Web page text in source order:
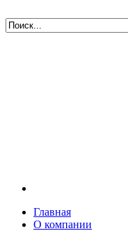
Главная
О компании